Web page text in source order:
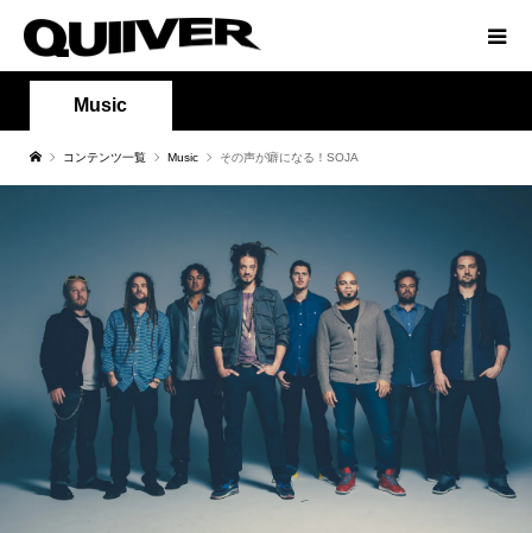
Music
コンテンツ一覧 Music その声が癖になる！SOJA